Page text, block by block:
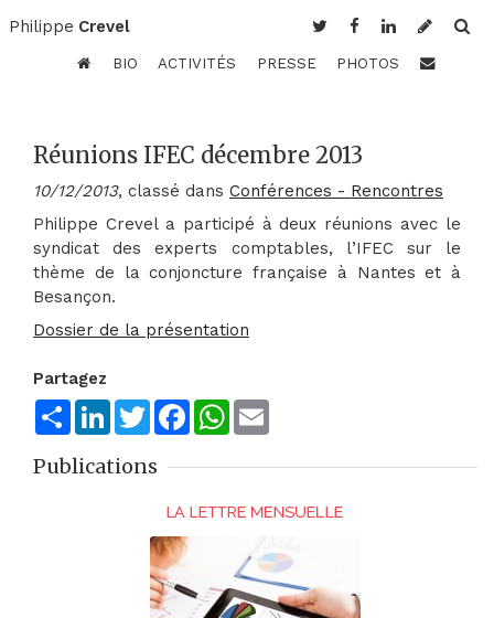
Philippe Crevel
BIO ACTIVITÉS PRESSE PHOTOS
Réunions IFEC décembre 2013
10/12/2013, classé dans Conférences - Rencontres
Philippe Crevel a participé à deux réunions avec le
syndicat des experts comptables, l’IFEC sur le
thème de la conjoncture française à Nantes et à
Besançon.
Dossier de la présentation
Partagez
ShareLinkedInTwitterFacebookWhatsApp
Publications